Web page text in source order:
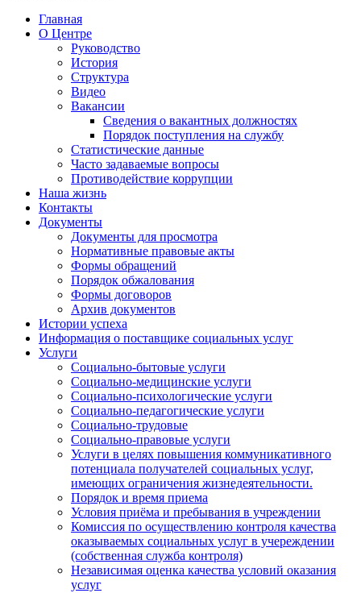
Главная
О Центре
Руководство
История
Структура
Видео
Вакансии
Сведения о вакантных должностях
Порядок поступления на службу
Статистические данные
Часто задаваемые вопросы
Противодействие коррупции
Наша жизнь
Контакты
Документы
Документы для просмотра
Нормативные правовые акты
Формы обращений
Порядок обжалования
Формы договоров
Архив документов
Истории успеха
Информация о поставщике социальных услуг
Услуги
Социально-бытовые услуги
Социально-медицинские услуги
Социально-психологические услуги
Социально-педагогические услуги
Социально-трудовые
Социально-правовые услуги
Услуги в целях повышения коммуникативного
потенциала получателей социальных услуг,
имеющих ограничения жизнедеятельности.
Порядок и время приема
Условия приёма и пребывания в учреждении
Комиссия по осуществлению контроля качества
оказываемых социальных услуг в учереждении
(собственная служба контроля)
Независимая оценка качества условий оказания
услуг